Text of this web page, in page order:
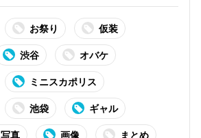
お祭り 仮装
渋谷 オバケ
ミニスカポリス
池袋 ギャル
写真 画像 まとめ